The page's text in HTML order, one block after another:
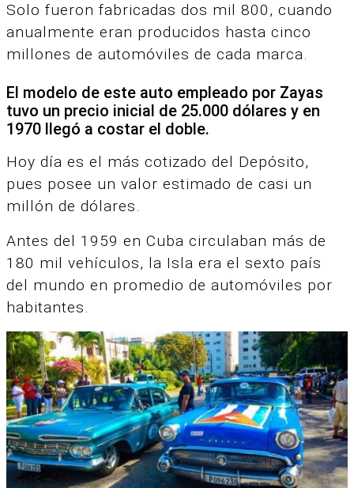
Solo fueron fabricadas dos mil 800, cuando
anualmente eran producidos hasta cinco
millones de automóviles de cada marca.
El modelo de este auto empleado por Zayas
tuvo un precio inicial de 25.000 dólares y en
1970 llegó a costar el doble.
Hoy día es el más cotizado del Depósito,
pues posee un valor estimado de casi un
millón de dólares.
Antes del 1959 en Cuba circulaban más de
180 mil vehículos, la Isla era el sexto país
del mundo en promedio de automóviles por
habitantes.